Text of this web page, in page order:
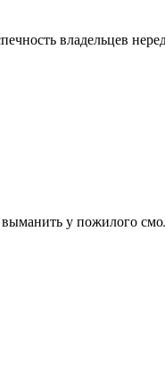
владельцев
у пожилого